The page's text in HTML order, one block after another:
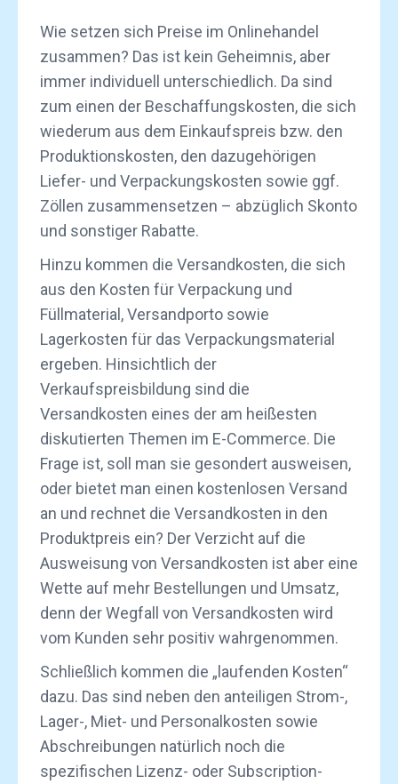
Wie setzen sich Preise im Onlinehandel
zusammen? Das ist kein Geheimnis, aber
immer individuell unterschiedlich. Da sind
zum einen der Beschaffungskosten, die sich
wiederum aus dem Einkaufspreis bzw. den
Produktionskosten, den dazugehörigen
Liefer- und Verpackungskosten sowie ggf.
Zöllen zusammensetzen – abzüglich Skonto
und sonstiger Rabatte.
Hinzu kommen die Versandkosten, die sich
aus den Kosten für Verpackung und
Füllmaterial, Versandporto sowie
Lagerkosten für das Verpackungsmaterial
ergeben. Hinsichtlich der
Verkaufspreisbildung sind die
Versandkosten eines der am heißesten
diskutierten Themen im E-Commerce. Die
Frage ist, soll man sie gesondert ausweisen,
oder bietet man einen kostenlosen Versand
an und rechnet die Versandkosten in den
Produktpreis ein? Der Verzicht auf die
Ausweisung von Versandkosten ist aber eine
Wette auf mehr Bestellungen und Umsatz,
denn der Wegfall von Versandkosten wird
vom Kunden sehr positiv wahrgenommen.
Schließlich kommen die „laufenden Kosten“
dazu. Das sind neben den anteiligen Strom-,
Lager-, Miet- und Personalkosten sowie
Abschreibungen natürlich noch die
spezifischen Lizenz- oder Subscription-